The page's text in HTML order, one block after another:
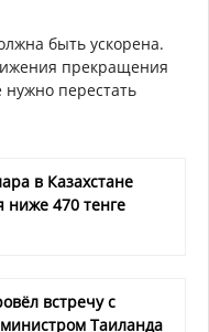
быть ускорена.
прекращения
нужно перестать
в Казахстане
ниже 470 тенге
встречу с
Таиланда